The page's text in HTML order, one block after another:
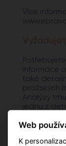
Více
informace
také
pražských
Analýzy
jednu z
Web
K